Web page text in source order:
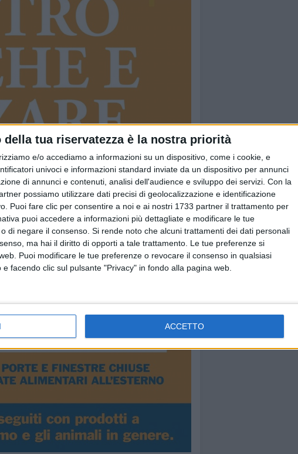
della tua riservatezza è la nostra priorità
e/o accediamo a informazioni su un dispositivo, come i cookie, e
univoci e informazioni standard inviate da un dispositivo per annunci
di annunci e contenuti, analisi dell'audience e sviluppo dei servizi. Con la
possiamo utilizzare dati precisi di geolocalizzazione e identificazione
Puoi fare clic per consentire a noi e ai nostri 1733 partner il trattamento per
puoi accedere a informazioni più dettagliate e modificare le tue
di negare il consenso. Si rende noto che alcuni trattamenti dei dati personali
ma hai il diritto di opporti a tale trattamento. Le tue preferenze si
Puoi modificare le tue preferenze o revocare il consenso in qualsiasi
facendo clic sul pulsante "Privacy" in fondo alla pagina web.
ACCETTO